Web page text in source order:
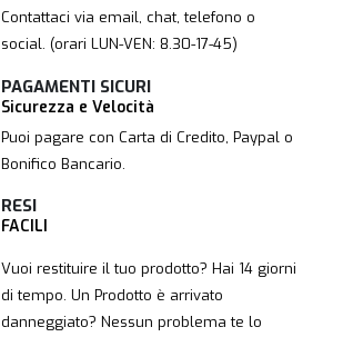
Contattaci via email, chat, telefono o
social. (orari LUN-VEN: 8.30-17-45)
PAGAMENTI SICURI
Sicurezza e Velocità
Puoi pagare con Carta di Credito, Paypal o
Bonifico Bancario.
RESI
FACILI
Vuoi restituire il tuo prodotto? Hai 14 giorni
di tempo. Un Prodotto è arrivato
danneggiato? Nessun problema te lo